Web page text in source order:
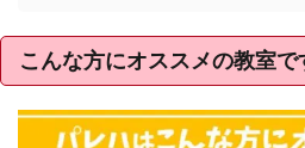
こんな方にオススメの教室で